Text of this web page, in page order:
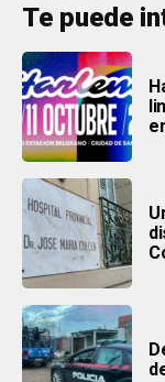
Te puede